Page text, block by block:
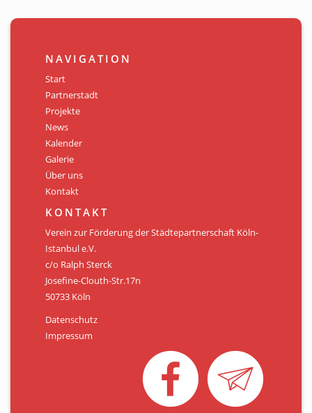
NAVIGATION
Start
Partnerstadt
Projekte
News
Kalender
Galerie
Über uns
Kontakt
KONTAKT
Verein zur Förderung der Städtepartnerschaft Köln-
Istanbul e.V.
c/o Ralph Sterck
Josefine-Clouth-Str.17n
50733 Köln
Datenschutz
Impressum